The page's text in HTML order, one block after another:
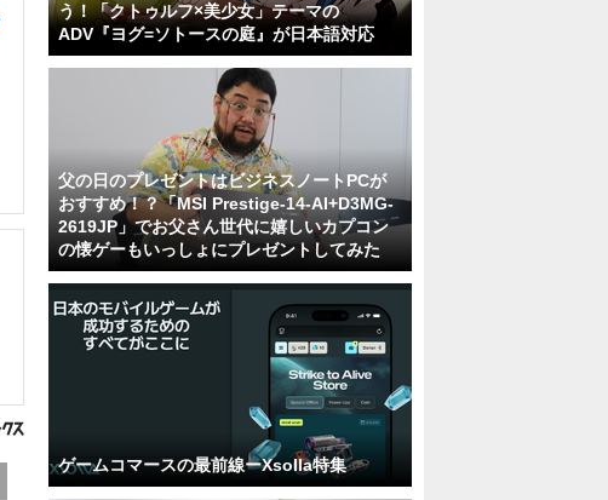
う！「クトゥルフ×美少女」テーマの
ADV『ヨグ=ソトースの庭』が日本語対応
父の日のプレゼントはビジネスノートPCが
おすすめ！？「MSI Prestige-14-AI+D3MG-
2619JP」でお父さん世代に嬉しいカプコン
の懐ゲーもいっしょにプレゼントしてみた
ゲームコマースの最前線ーXsolla特集